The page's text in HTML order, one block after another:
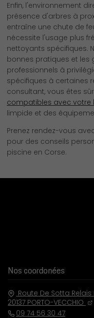
Enfin, l'environnement
présence d'arbres à
entraîne une chute de
nécessite l'usage plus
nettoyants spécifiques.
bonnes pratiques et
professionnels à
spécifiques à certaines
consultant, vous êtes
compatibles avec votre
limpide et des
Prenez rendez-vous
pour des conseils
piscine en Corse.
Nos coordonées
Route De Sotta
20137 PORTO-VECCHIO
09 74 56 30 47